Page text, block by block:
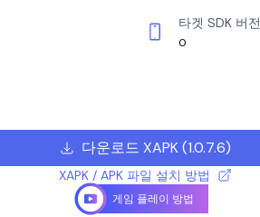
타겟 SDK 버전
0
다운로드 XAPK(1.0.7.6)
XAPK / APK 파일 설치 방법
게임 플레이 방법